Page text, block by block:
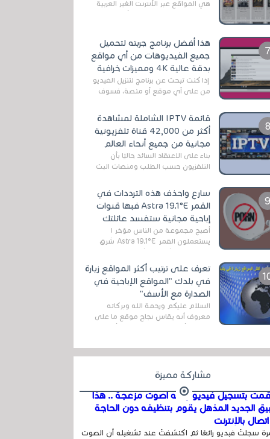
هي المواقع عبر الأنترنت الغير العربية
التي تقدم خدمة تحميل الأفلام على
هذا أفضل برنامج جربته لتحميل
جميع الفيديوهات من أي مواقع
بدقة عالية 4K ومميزات خرافية
إذا كنت تبحث عن برنامج لتنزيل الفيديو
من على أي موقع أو منصة، فسوف
الخاصة بالبرامج والتطبيقات في هذا
المج...
قائمة IPTV الشاملة لمشاهدة
أكثر من 42,000 قناة تلفزيونية
مجانية من جميع أنحاء العالم
بناءً على الاعتقاد السائد حاليًا بأن
التلفزيون حسب الطلب ومنصات البث
سارع واحذف هذه الترددات في
القمر Astra 19.1°E فبها قنوات
إباحية مجانية ستفسد عائلتك
أصبح مجموعة من الناس مؤخر ا
يستعملون القمر Astra 19.1°E شرق
قنوات مميزة جدا تنقل العديد من البرامج
اله...
تعرف على ترتيب أكثر المواقع زيارة
في بلدك "المواقع الإباحية في
الصدارة مع الأسف"
السلام عليكم ورحمة الله وبركاته
معروف أنه يقاس نجاح موقع ما على
في...
مشاركة مميزة
بتسجيل فيديو وفيه أصوت مزعجة .. هذا
الجديد المذهل يقوم بتنظيفه دون الحاجة
بالإنترنت
سجلتَ فيديو رائعًا ثم اكتشفتَ عند تشغيله أن الصوت